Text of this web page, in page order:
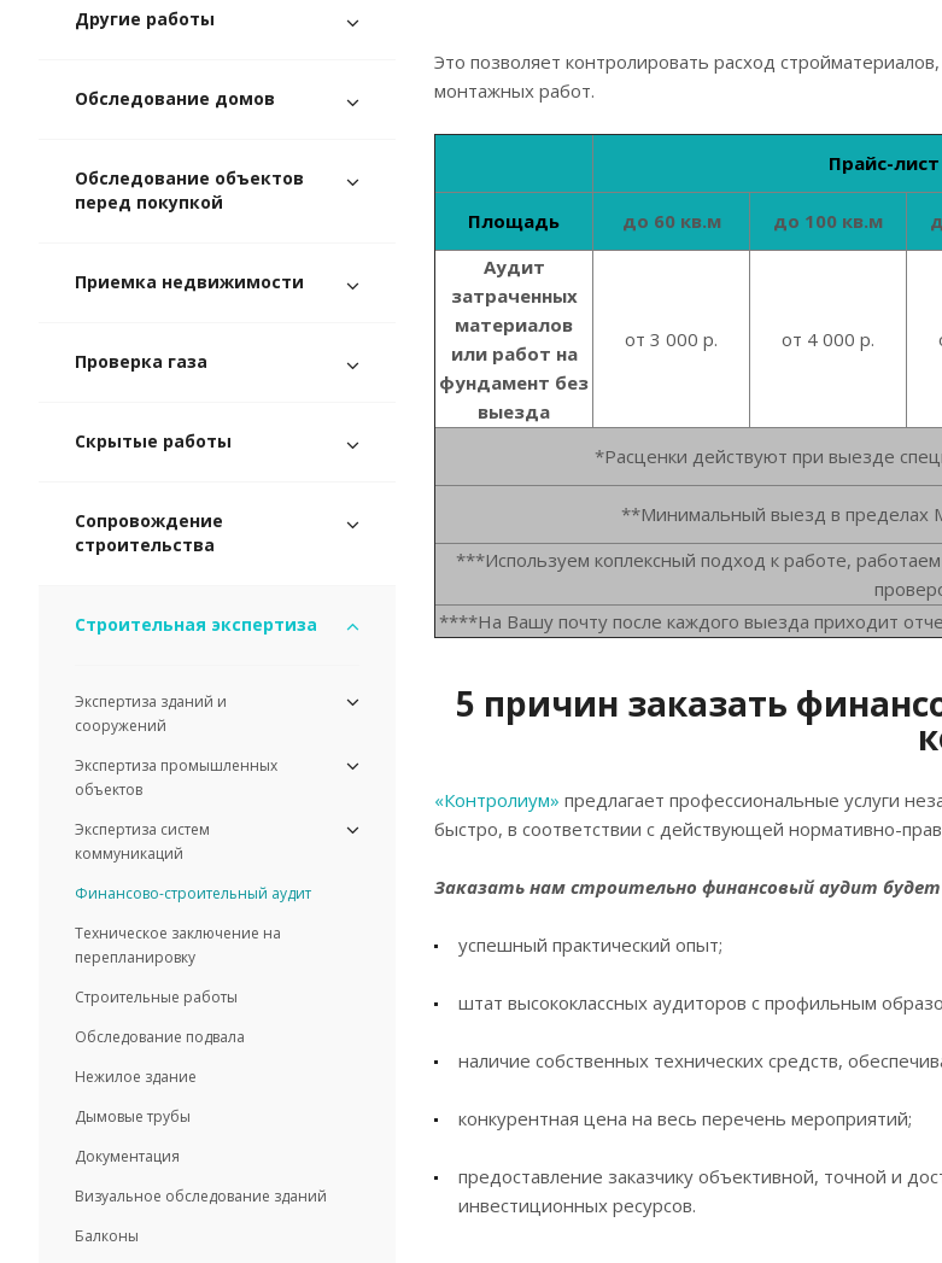
Другие работы
Обследование домов
Обследование объектов
перед покупкой
Приемка недвижимости
Проверка газа
Скрытые работы
Сопровождение
строительства
Строительная экспертиза
Экспертиза зданий и
сооружений
Экспертиза промышленных
объектов
Экспертиза систем
коммуникаций
Финансово-строительный аудит
Техническое заключение на
перепланировку
Строительные работы
Обследование подвала
Нежилое здание
Дымовые трубы
Документация
Визуальное обследование зданий
Балконы
Это позволяет контролировать расход
монтажных работ.
Прайс-
Площадь до 60 кв.м до 100 кв.м
Аудит
затраченных
материалов
или работ на
фундамент без
выезда
от 3 000 р. от 4 000 р.
*Расценки действуют при выезде
**Минимальный выезд в пределах
***Используем коплексный подход к работе,
****На Вашу почту после каждого выезда приходит
5 причин заказать
«Контролиум» предлагает профессиональные услуги
быстро, в соответствии с действующей нормативно-
Заказать нам строительно финансовый аудит
успешный практический опыт;
штат высококлассных аудиторов с профильным
наличие собственных технических средств,
конкурентная цена на весь перечень мероприятий;
предоставление заказчику объективной, точной и
инвестиционных ресурсов.